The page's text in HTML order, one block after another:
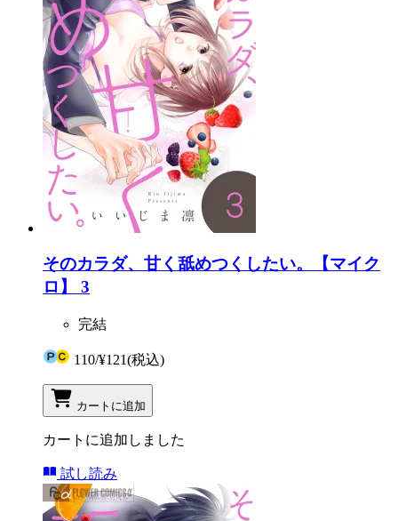
そのカラダ、甘く舐めつくしたい。【マイク
ロ】 3
完結
110/¥121(税込)
カートに追加
カートに追加しました
試し読み